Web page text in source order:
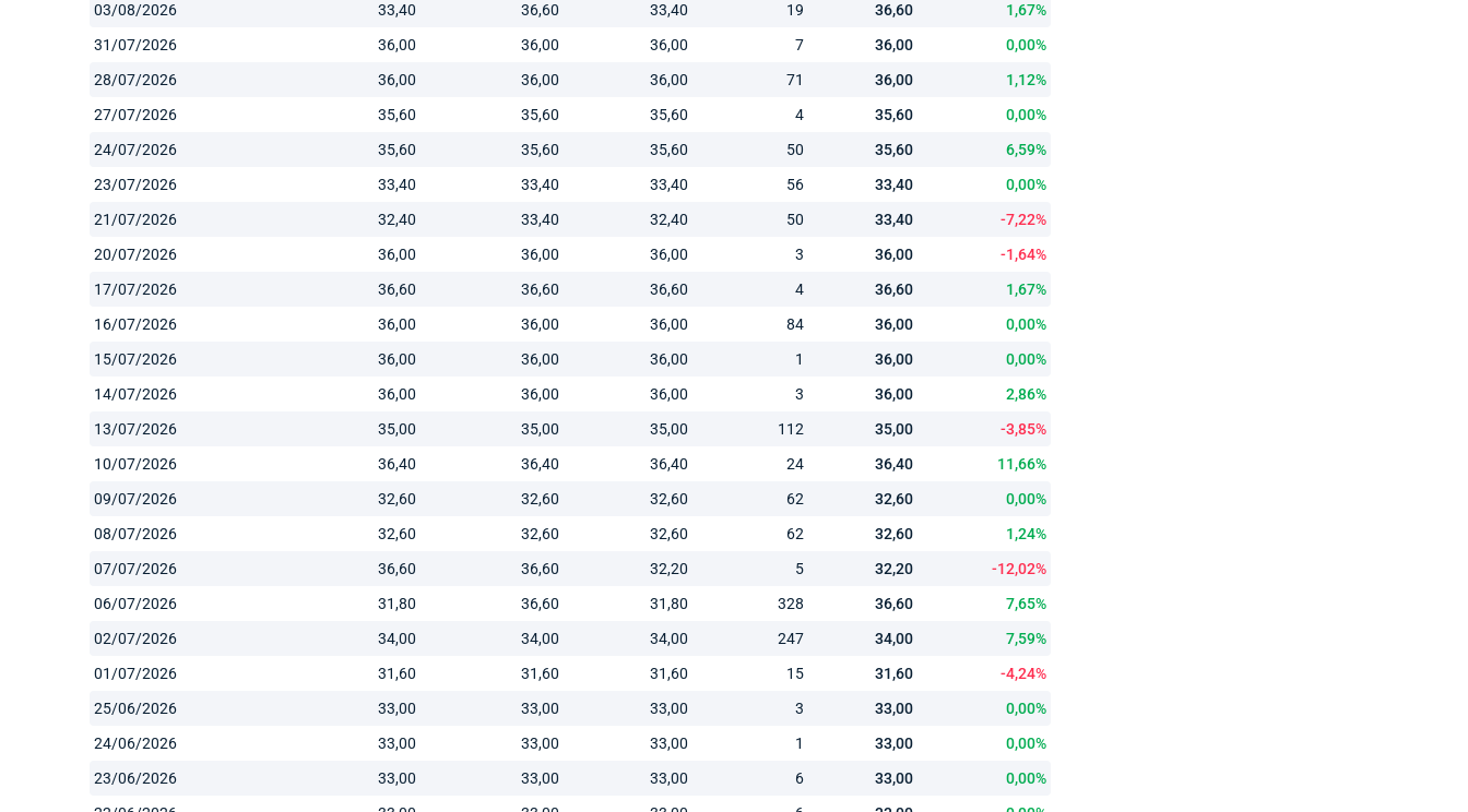
03/08/2026
33,40 36,60 33,40 19 36,60
1,67%
31/07/2026
36,00 36,00 36,00 7 36,00
0,00%
28/07/2026
36,00 36,00 36,00 71 36,00
1,12%
27/07/2026
35,60 35,60 35,60 4 35,60
0,00%
24/07/2026
35,60 35,60 35,60 50 35,60
6,59%
23/07/2026
33,40 33,40 33,40 56 33,40
0,00%
21/07/2026
32,40 33,40 32,40 50 33,40
-7,22%
20/07/2026
36,00 36,00 36,00 3 36,00
-1,64%
17/07/2026
36,60 36,60 36,60 4 36,60
1,67%
16/07/2026
36,00 36,00 36,00 84 36,00
0,00%
15/07/2026
36,00 36,00 36,00 1 36,00
0,00%
14/07/2026
36,00 36,00 36,00 3 36,00
2,86%
13/07/2026
35,00 35,00 35,00 112 35,00
-3,85%
10/07/2026
36,40 36,40 36,40 24 36,40
11,66%
09/07/2026
32,60 32,60 32,60 62 32,60
0,00%
08/07/2026
32,60 32,60 32,60 62 32,60
1,24%
07/07/2026
36,60 36,60 32,20 5 32,20
-12,02%
06/07/2026
31,80 36,60 31,80 328 36,60
7,65%
02/07/2026
34,00 34,00 34,00 247 34,00
7,59%
01/07/2026
31,60 31,60 31,60 15 31,60
-4,24%
25/06/2026
33,00 33,00 33,00 3 33,00
0,00%
24/06/2026
33,00 33,00 33,00 1 33,00
0,00%
23/06/2026
33,00 33,00 33,00 6 33,00
0,00%